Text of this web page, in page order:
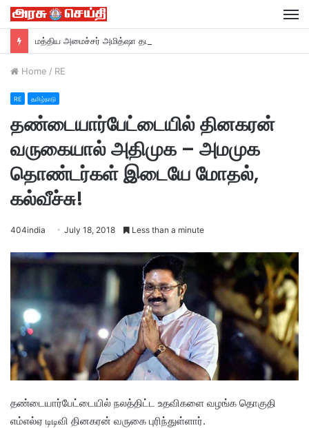
மத்திய அமைச்சர் அமித்ஷா தமிழகம் வருகை….
Home / RE
RE தமிழ்நாடு
தண்டையார்பேட்டையில் தினகரன்
வருகையால் அதிமுக – அமமுக
தொண்டர்கள் இடையே மோதல்,
கல்வீச்சு!
404india July 18, 2018 Less than a minute
தண்டையார்பேட்டையில் நலத்திட்ட உதவிகளை வழங்க தொகுதி
எம்எல்ஏ டிடிவி தினகரன் வருகை புரிந்துள்ளார்.